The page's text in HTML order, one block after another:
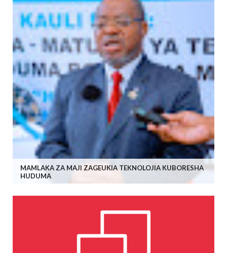
MAMLAKA ZA MAJI ZAGEUKIA TEKNOLOJIA KUBORESHA
HUDUMA